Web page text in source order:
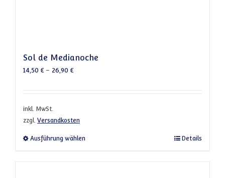
Sol de Medianoche
14,50 €– 26,90 €
inkl. MwSt.
zzgl. Versandkosten
Ausführung wählen Dieses Produkt weist mehrere Varianten
Details